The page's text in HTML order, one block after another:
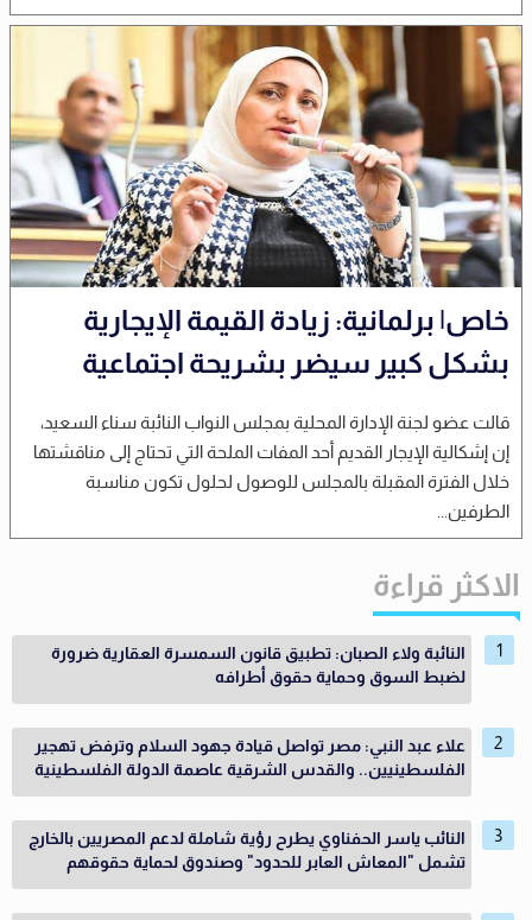
خاص| برلمانية: زيادة القيمة الإيجارية
بشكل كبير سيضر بشريحة اجتماعية
قالت عضو لجنة الإدارة المحلية بمجلس النواب النائبة سناء السعيد،
إن إشكالية الإيجار القديم أحد المفات الملحة التي تحتاج إلى مناقشتها
خلال الفترة المقبلة بالمجلس للوصول لحلول تكون مناسبة
الطرفين...
الاكثر قراءة
النائبة ولاء الصبان: تطبيق قانون السمسرة العقارية ضرورة
لضبط السوق وحماية حقوق أطرافه
علاء عبد النبي: مصر تواصل قيادة جهود السلام وترفض تهجير
الفلسطينيين.. والقدس الشرقية عاصمة الدولة الفلسطينية
النائب ياسر الحفناوي يطرح رؤية شاملة لدعم المصريين بالخارج
تشمل "المعاش العابر للحدود" وصندوق لحماية حقوقهم